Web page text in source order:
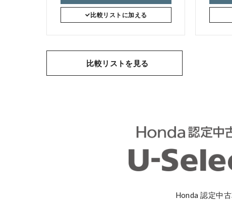
比較リストに加える
比較リストを見る
Honda 認定中